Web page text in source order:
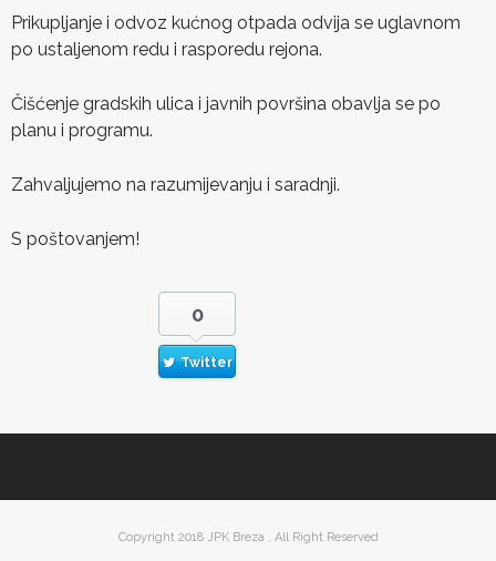
Prikupljanje i odvoz kućnog otpada odvija se uglavnom
po ustaljenom redu i rasporedu rejona.
Čišćenje gradskih ulica i javnih površina obavlja se po
planu i programu.
Zahvaljujemo na razumijevanju i saradnji.
S poštovanjem!
0
Twitter
Copyright 2018 JPK Breza , All Right Reserved